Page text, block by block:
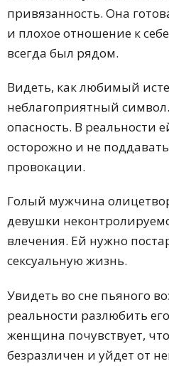
привязанность. Она
и плохое отношение к
всегда был рядом.
Видеть, как любимый
неблагоприятный
опасность. В реальности
осторожно и не
провокации.
Голый мужчина
девушки
влечения. Ей нужно
сексуальную жизнь.
Увидеть во сне пьяного
реальности разлюбить
женщина почувствует,
безразличен и уйдет от